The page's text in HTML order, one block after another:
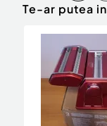
Te-ar putea